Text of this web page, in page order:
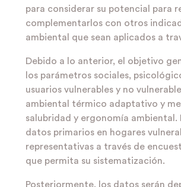
para considerar su potencial para
complementarlos con otros
ambiental que sean aplicados a
Debido a lo anterior, el objetivo
los parámetros sociales,
usuarios vulnerables y no
ambiental térmico adaptativo y
salubridad y ergonomía
datos primarios en hogares
representativas a través de
que permita su sistematización.
Posteriormente, los datos serán